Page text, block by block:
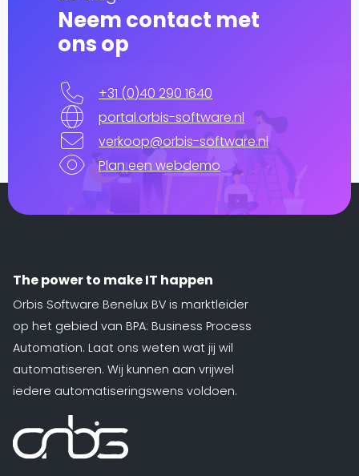
Neem contact met
ons op
+31 (0)40 290 1640
portal.orbis-software.nl
verkoop@orbis-software.nl
Plan een webdemo
The power to make IT happen
Orbis Software Benelux BV is marktleider
op het gebied van BPA: Business Process
Automation. Laat ons weten wat jij wil
automatiseren. Wij kunnen aan vrijwel
iedere automatiseringswens voldoen.